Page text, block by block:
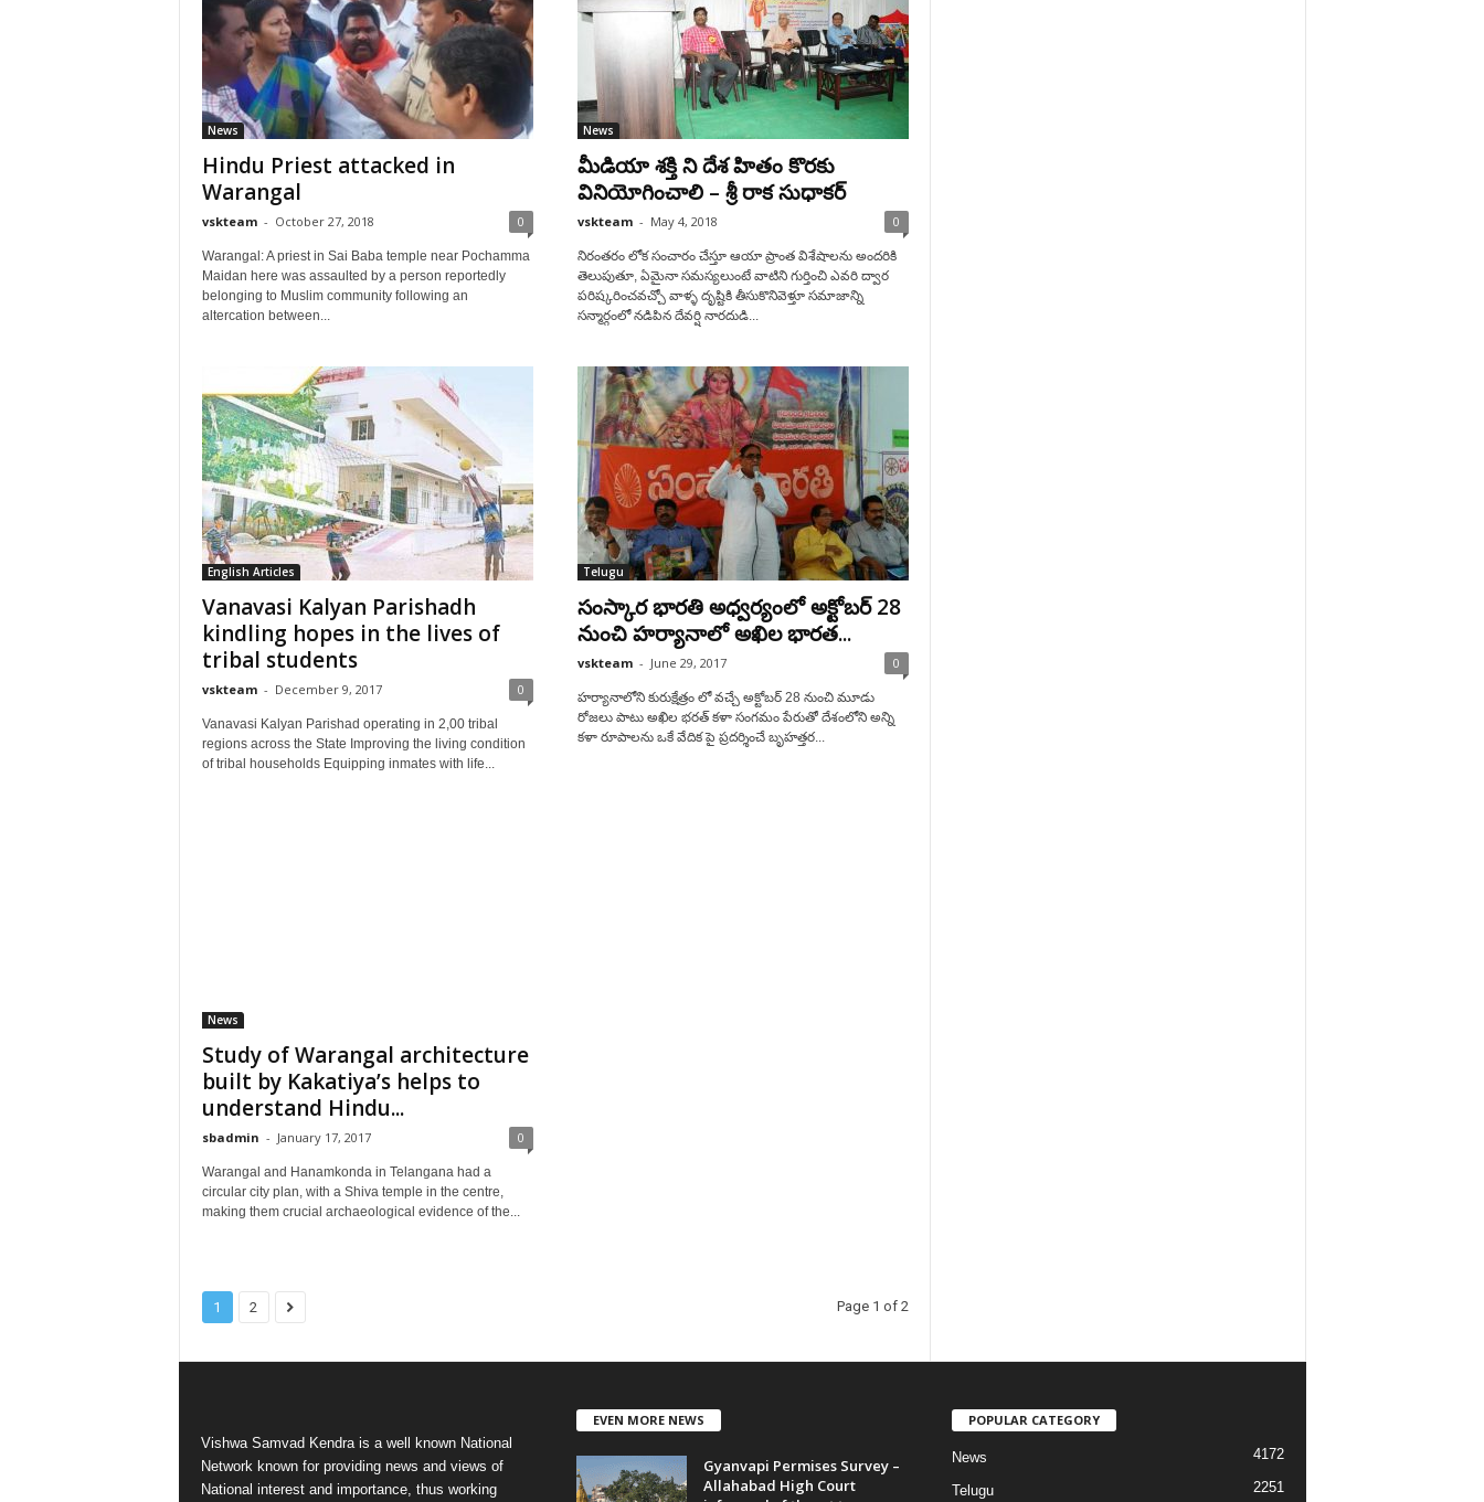
News
Hindu Priest attacked in
Warangal
vskteam - October 27, 2018 0
Warangal: A priest in Sai Baba temple near Pochamma
Maidan here was assaulted by a person reportedly
belonging to Muslim community following an
altercation between...
News
మీడియా శక్తి ని దేశ హితం కొరకు
వినియోగించాలి – శ్రీ రాక సుధాకర్
vskteam - May 4, 2018 0
నిరంతరం లోక సంచారం చేస్తూ ఆయా ప్రాంత విశేషాలను అందరికి
తెలుపుతూ, ఏమైనా సమస్యలుంటే వాటిని గుర్తించి ఎవరి ద్వార
పరిష్కరించవచ్చో వాళ్ళ దృష్టికి తీసుకొనివెళ్తూ సమాజాన్ని
సన్మార్గంలో నడిపిన దేవర్షి నారదుడి...
English Articles
Vanavasi Kalyan Parishadh
kindling hopes in the lives of
tribal students
vskteam - December 9, 2017 0
Vanavasi Kalyan Parishad operating in 2,00 tribal
regions across the State Improving the living condition
of tribal households Equipping inmates with life...
Telugu
సంస్కార భారతి అధ్వర్యంలో అక్టోబర్ 28
నుంచి హర్యానాలో అఖిల భారత...
vskteam - June 29, 2017 0
హర్యానాలోని కురుక్షేత్రం లో వచ్చే అక్టోబర్ 28 నుంచి మూడు
రోజలు పాటు అఖిల భరత్ కళా సంగమం పేరుతో దేశంలోని అన్ని
కళా రూపాలను ఒకే వేదిక పై ప్రదర్శించే బృహత్తర...
News
Study of Warangal architecture
built by Kakatiya’s helps to
understand Hindu...
sbadmin - January 17, 2017 0
Warangal and Hanamkonda in Telangana had a
circular city plan, with a Shiva temple in the centre,
making them crucial archaeological evidence of the...
1 2 Page 1 of 2
Vishwa Samvad Kendra is a well known National
Network known for providing news and views of
National interest and importance, thus working
EVEN MORE NEWS
Gyanvapi Permises Survey –
Allahabad High Court
POPULAR CATEGORY
News 4172
Telugu 2251